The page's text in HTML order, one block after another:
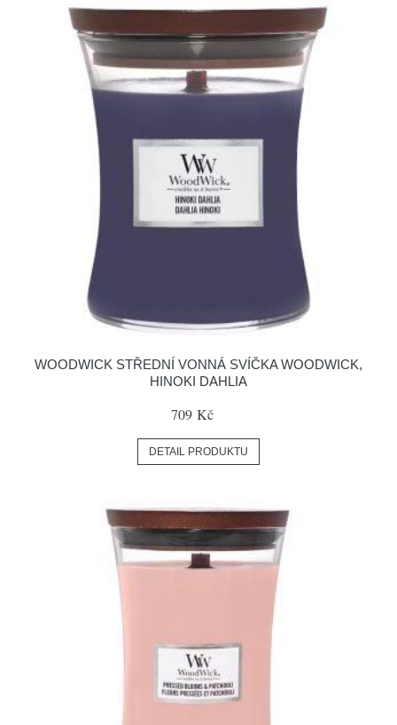
WOODWICK STŘEDNÍ VONNÁ SVÍČKA WOODWICK,
HINOKI DAHLIA
709 Kč
DETAIL PRODUKTU